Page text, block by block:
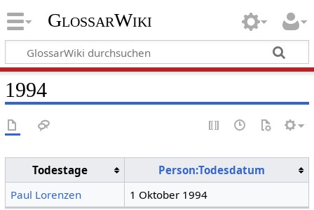
GlossarWiki
1994
Todestage
Person:Todesdatum
Paul Lorenzen
1 Oktober 1994